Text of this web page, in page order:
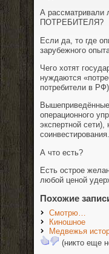
А рассматривали
ПОТРЕБИТЕЛЯ?
Если да, то где
зарубежного
Чего хотят
нуждаются
потребители в
Вышеприведённые
операционного
экспертной
А что есть?
Есть острое
любой ценой
Похожие
Смотрю…
Киношное
Медвежья
(никто еще